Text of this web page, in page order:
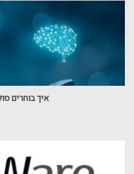
איך בוחרים